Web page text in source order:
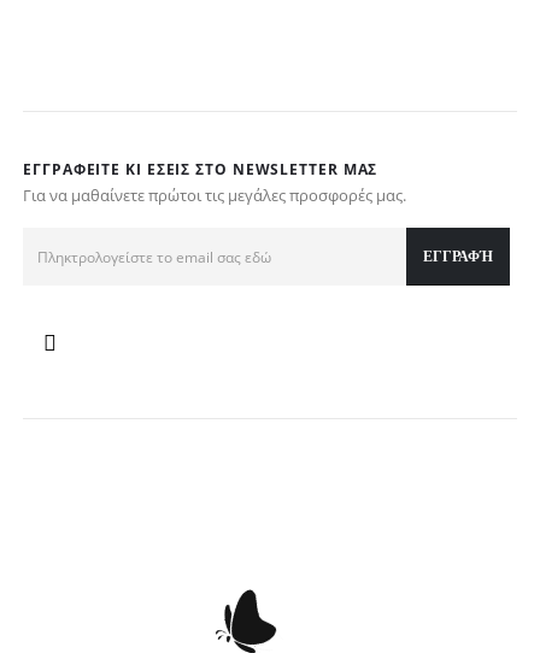
ΕΓΓΡΑΦΕΊΤΕ ΚΙ ΕΣΕΊΣ ΣΤΟ NEWSLETTER ΜΑΣ
Για να μαθαίνετε πρώτοι τις μεγάλες προσφορές μας.